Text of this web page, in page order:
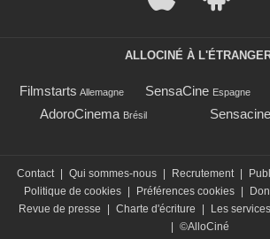
ALLOCINÉ À
Filmstarts Allemagne SensaCine Espagne
AdoroCinema Brésil
Contact Qui sommes-nous Recrutement
Politique de cookies
Préférences cookies
Revue de presse
Charte d'écriture Les
©AlloCiné